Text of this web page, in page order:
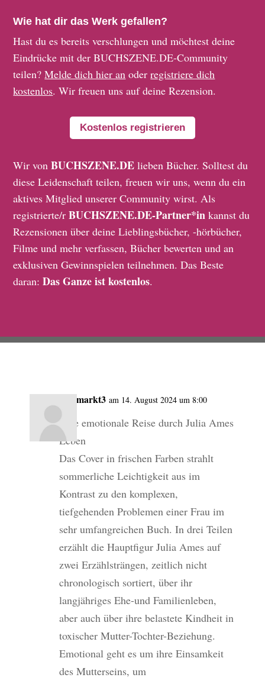
Wie hat dir das Werk gefallen?
Hast du es bereits verschlungen und möchtest deine
Eindrücke mit der BUCHSZENE.DE-Community
teilen?Melde dich hier an oderregistriere dich
kostenlos. Wir freuen uns auf deine Rezension.
Kostenlos registrieren
Wir vonBUCHSZENE.DE lieben Bücher. Solltest du
diese Leidenschaft teilen, freuen wir uns, wenn du ein
aktives Mitglied unserer Community wirst. Als
registrierte/rBUCHSZENE.DE-Partner*in kannst du
Rezensionen über deine Lieblingsbücher, -hörbücher,
Filme und mehr verfassen, Bücher bewerten und an
exklusiven Gewinnspielen teilnehmen. Das Beste
daran:Das Ganze ist kostenlos.
easymarkt3 am 14. August 2024 um 8:00
Eine emotionale Reise durch Julia Ames
Leben
Das Cover in frischen Farben strahlt
sommerliche Leichtigkeit aus im
Kontrast zu den komplexen,
tiefgehenden Problemen einer Frau im
sehr umfangreichen Buch. In drei Teilen
erzählt die Hauptfigur Julia Ames auf
zwei Erzählsträngen, zeitlich nicht
chronologisch sortiert, über ihr
langjähriges Ehe-und Familienleben,
aber auch über ihre belastete Kindheit in
toxischer Mutter-Tochter-Beziehung.
Emotional geht es um ihre Einsamkeit
des Mutterseins, um